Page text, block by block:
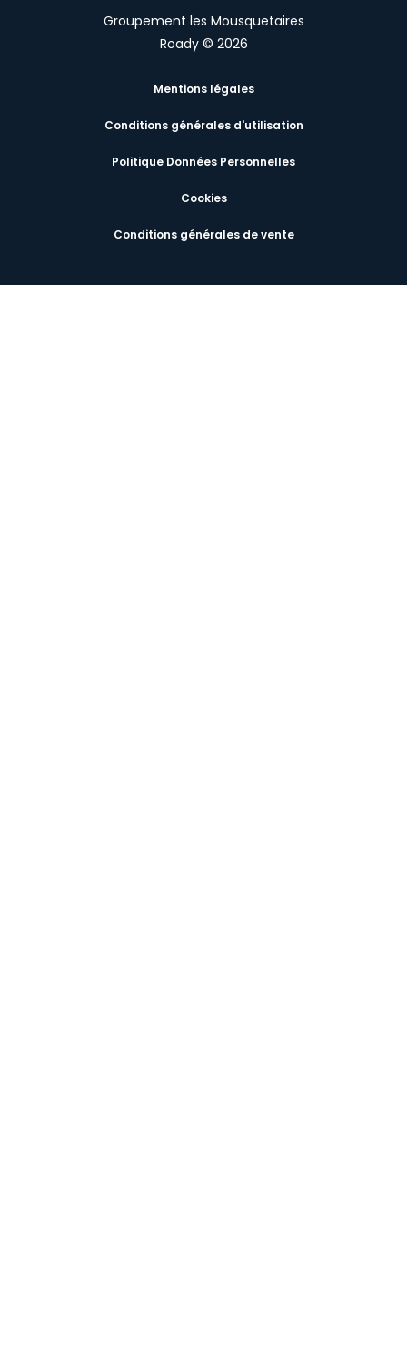
Groupement les Mousquetaires
Roady © 2026
Mentions légales
Conditions générales d'utilisation
Politique Données Personnelles
Cookies
Conditions générales de vente